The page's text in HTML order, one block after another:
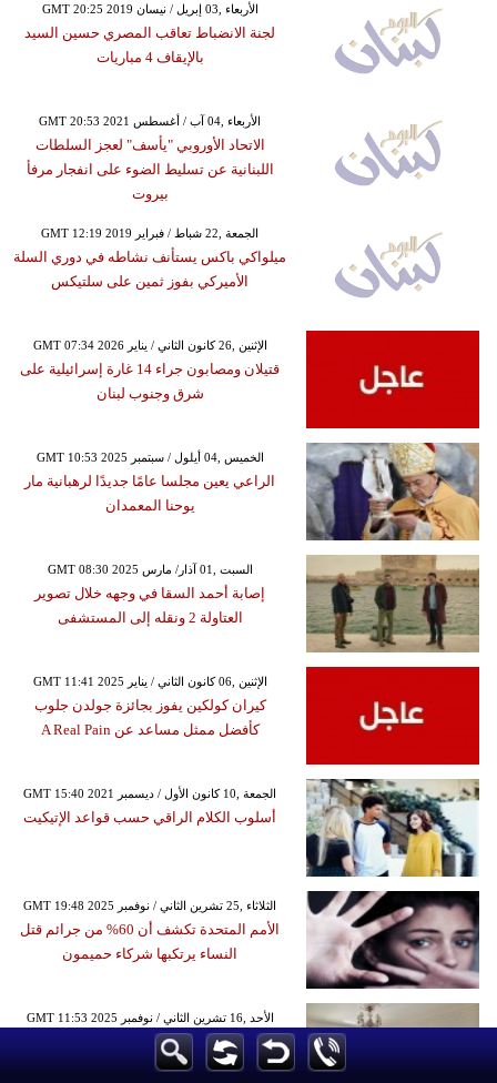
GMT 20:25 2019 الأربعاء ,03 إبريل / نيسان
لجنة الانضباط تعاقب المصري حسين السيد
بالإيقاف 4 مباريات
GMT 20:53 2021 الأربعاء ,04 آب / أغسطس
الاتحاد الأوروبي "يأسف" لعجز السلطات
اللبنانية عن تسليط الضوء على انفجار مرفأ
بيروت
GMT 12:19 2019 الجمعة ,22 شباط / فبراير
ميلواكي باكس يستأنف نشاطه في دوري السلة
الأميركي بفوز ثمين على سلتيكس
GMT 07:34 2026 الإثنين ,26 كانون الثاني / يناير
قتيلان ومصابون جراء 14 غارة إسرائيلية على
شرق وجنوب لبنان
GMT 10:53 2025 الخميس ,04 أيلول / سبتمبر
الراعي يعين مجلسا عامًا جديدًا لرهبانية مار
يوحنا المعمدان
GMT 08:30 2025 السبت ,01 آذار/ مارس
إصابة أحمد السقا في وجهه خلال تصوير
العتاولة 2 ونقله إلى المستشفى
GMT 11:41 2025 الإثنين ,06 كانون الثاني / يناير
كيران كولكين يفوز بجائزة جولدن جلوب
كأفضل ممثل مساعد عن A Real Pain
GMT 15:40 2021 الجمعة ,10 كانون الأول / ديسمبر
أسلوب الكلام الراقي حسب قواعد الإتيكيت
GMT 19:48 2025 الثلاثاء ,25 تشرين الثاني / نوفمبر
الأمم المتحدة تكشف أن 60% من جرائم قتل
النساء يرتكبها شركاء حميمون
GMT 11:53 2025 الأحد ,16 تشرين الثاني / نوفمبر
عطلة مروعة في إسطنبول عقب وفاة أم
وطفليها إثر تسمم في فندق بالفاتح